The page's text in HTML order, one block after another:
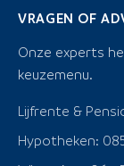
VRAGEN OF
Onze experts
keuzemenu.
Lijfrente &
Hypotheken: